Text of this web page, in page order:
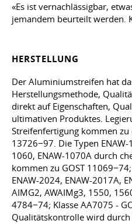
«Es ist vernachlässigbar,
jemandem beurteilt werden.
HERSTELLUNG
Der Aluminiumstreifen hat
Herstellungsmethode,
direkt auf Eigenschaften,
ultimativen Produktes.
Streifenfertigung kommen zu
13726−97. Die Typen
1060, ENAW-1070A durch
kommen zu GOST
ENAW-2024, ENAW-2017A,
AIMG2, AWAIMg3, 1550,
4784−74; Klasse AA7075 -
Qualitätskontrolle wird